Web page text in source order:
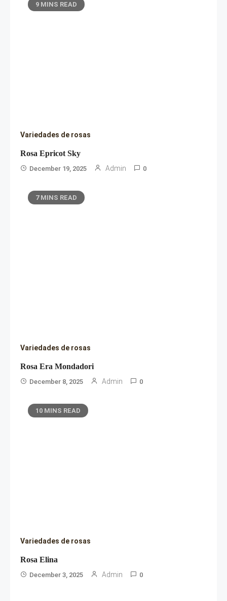
9 MINS READ
Variedades de rosas
Rosa Epricot Sky
December 19, 2025 Admin 0
7 MINS READ
Variedades de rosas
Rosa Era Mondadori
December 8, 2025 Admin 0
10 MINS READ
Variedades de rosas
Rosa Elina
December 3, 2025 Admin 0